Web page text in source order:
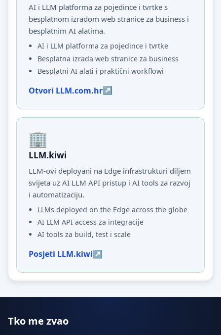
AI i LLM platforma za pojedince i tvrtke s
besplatnom izradom web stranice za business i
besplatnim AI alatima.
AI i LLM platforma za pojedince i tvrtke
Besplatna izrada web stranice za business
Besplatni AI alati i praktični workflowi
Otvori LLM.com.hr
LLM.kiwi
LLM-ovi deployani na Edge infrastrukturi diljem
svijeta uz AI LLM API pristup i AI tools za razvoj
i automatizaciju.
LLMs deployed on the Edge across the globe
AI LLM API access za integracije
AI tools za build, test i scale
Posjeti LLM.kiwi
Tko me zvao